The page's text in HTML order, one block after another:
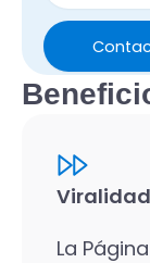
La